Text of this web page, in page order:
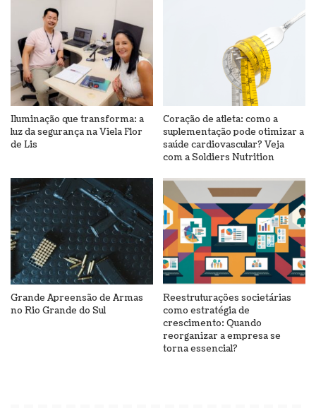
Iluminação que transforma: a
luz da segurança na Viela Flor
de Lis
Coração de atleta: como a
suplementação pode otimizar a
saúde cardiovascular? Veja
com a Soldiers Nutrition
Grande Apreensão de Armas
no Rio Grande do Sul
Reestruturações societárias
como estratégia de
crescimento: Quando
reorganizar a empresa se
torna essencial?